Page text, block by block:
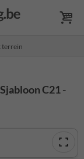
terrein
C21 -